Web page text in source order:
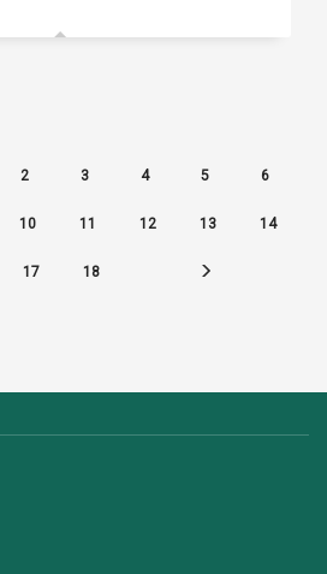
2 3 4 5 6
10 11 12 13 14
17 18